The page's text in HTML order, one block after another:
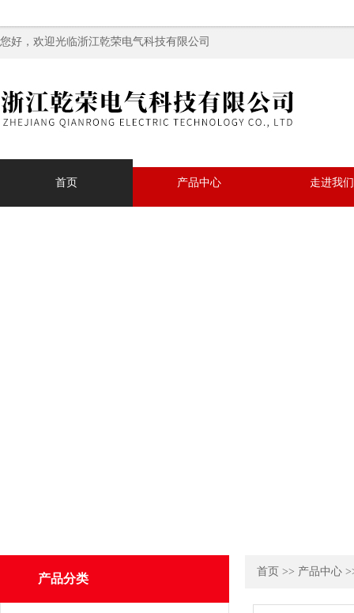
您好，欢迎光临浙江乾荣电气科技有限公司
首页 产品中心 走进我们
首页 >> 产品中心
产品分类